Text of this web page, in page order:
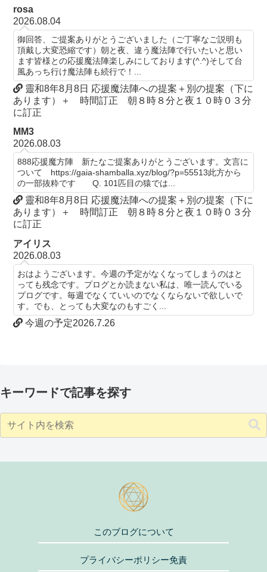
rosa
2026.08.04
御回答、ご提案ありがとうございました（ご丁寧なご説明も
頂戴し大変恐縮です）朝と夜、違う魔法陣で行いたいと思い
ます皆様との応援魔法陣楽しみにしております(^.^)そして台
風あっち行け魔法陣も続行で！...
靈和8年8月8日 応援魔法陣への提案＋別の提案（下に
あります）＋ 時間訂正 朝８時８分と夜１０時０３分
に訂正
MM3
2026.08.03
888応援魔方陣 新たなご提案ありがとうございます。文言に
ついて https://gaia-shamballa.xyz/blog/?p=55513此方から
の一部抜粋です Q. 101匹目の猿では...
靈和8年8月8日 応援魔法陣への提案＋別の提案（下に
あります）＋ 時間訂正 朝８時８分と夜１０時０３分
に訂正
アイリス
2026.08.03
おはようございます。今週の予定がなくなってしまうのはと
っても残念です。プログとか読まない私は、唯一読んでいる
プログです。毎週でなくていいのでなくならないで欲しいで
す。でも、とっても大変なのもすごく...
今週の予定2026.7.26
キーワードで記事を探す
このブログについて
プライバシーポリシー免責